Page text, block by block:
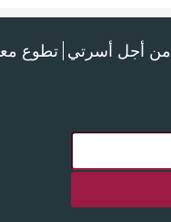
من أجل أسرتي تطوع